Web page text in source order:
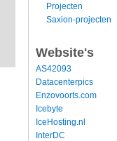
Projecten
Saxion-projecten
Website's
AS42093
Datacenterpics
Enzovoorts.com
Icebyte
IceHosting.nl
InterDC